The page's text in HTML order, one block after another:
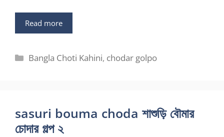
Read more
Categories
Bangla Choti Kahini, chodar golpo
sasuri bouma choda শাশুড়ি বৌমার
চোদার গল্প ২